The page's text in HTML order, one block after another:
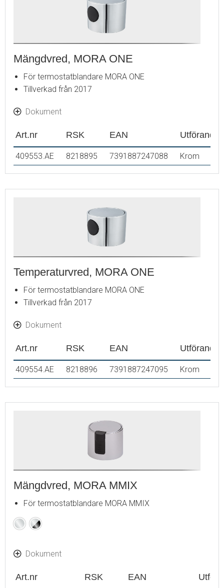
Mängdvred, MORA ONE
För termostatblandare MORA ONE
Tillverkad från 2017
Dokument
Art.nr RSK EAN Utförande
409553.AE 8218895 7391887247088 Krom
Temperaturvred, MORA ONE
För termostatblandare MORA ONE
Tillverkad från 2017
Dokument
Art.nr RSK EAN Utförande
409554.AE 8218896 7391887247095 Krom
Mängdvred, MORA MMIX
För termostatblandare MORA MMIX
KromKrom
Svart
Dokument
Art.nr RSK EAN